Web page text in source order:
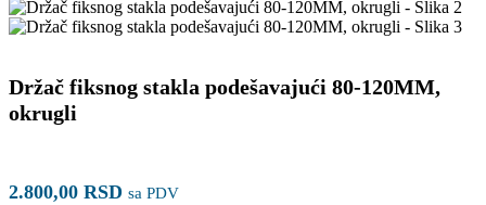
Držač fiksnog stakla podešavajući 80-120MM,
okrugli
2.800,00 RSD sa PDV